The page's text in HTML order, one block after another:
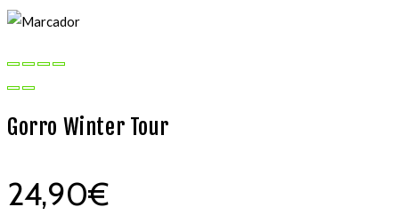
Gorro Winter Tour
24,90€